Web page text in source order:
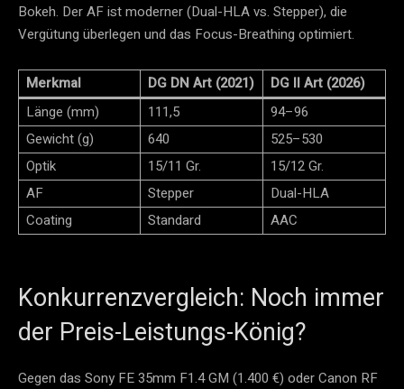
Bokeh. Der AF ist moderner (Dual-HLA vs. Stepper), die
Vergütung überlegen und das Focus-Breathing optimiert.
Merkmal DG DN Art (2021)
DG II Art (2026)
Länge (mm)
111,5
94–96
Gewicht (g)
640
525–530
Optik
15/11 Gr.
15/12 Gr.
AF
Stepper
Dual-HLA
Coating
Standard AAC
Konkurrenzvergleich: Noch immer
der Preis-Leistungs-König?
Gegen das Sony FE 35mm F1.4 GM (1.400 €) oder Canon RF